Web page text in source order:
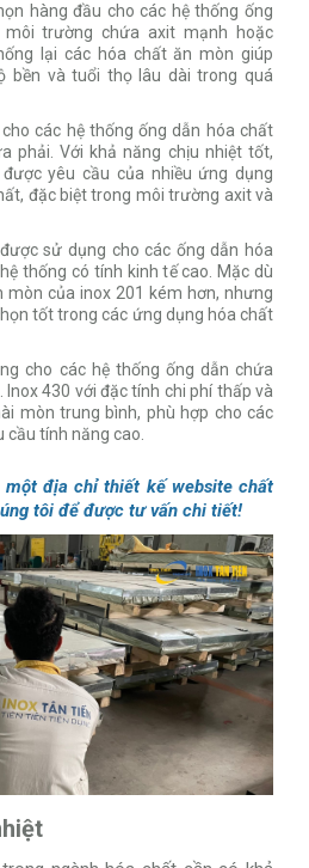
hàng đầu cho các hệ thống ống
trường chứa axit mạnh hoặc
lại các hóa chất ăn mòn giúp
bền và tuổi thọ lâu dài trong quá
các hệ thống ống dẫn hóa chất
phải. Với khả năng chịu nhiệt tốt,
yêu cầu của nhiều ứng dụng
đặc biệt trong môi trường axit và
sử dụng cho các ống dẫn hóa
thống có tính kinh tế cao. Mặc dù
mòn của inox 201 kém hơn, nhưng
tốt trong các ứng dụng hóa chất
cho các hệ thống ống dẫn chứa
Inox 430 với đặc tính chi phí thấp và
mòn trung bình, phù hợp cho các
cầu tính năng cao.
địa chỉ thiết kế website chất
tôi để được tư vấn chi tiết!